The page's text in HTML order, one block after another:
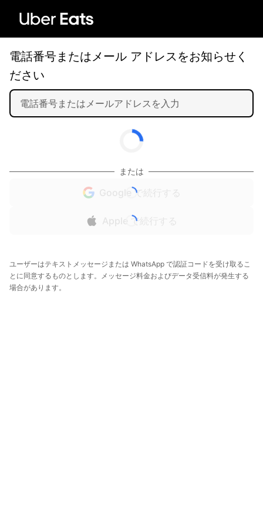
電話番号またはメール アドレスをお知らせく
ださい
または
Google で続行する
Apple で続行する
ユーザーはテキストメッセージまたは WhatsApp で認証コードを受け取るこ
とに同意するものとします。メッセージ料金およびデータ受信料が発生する
場合があります。